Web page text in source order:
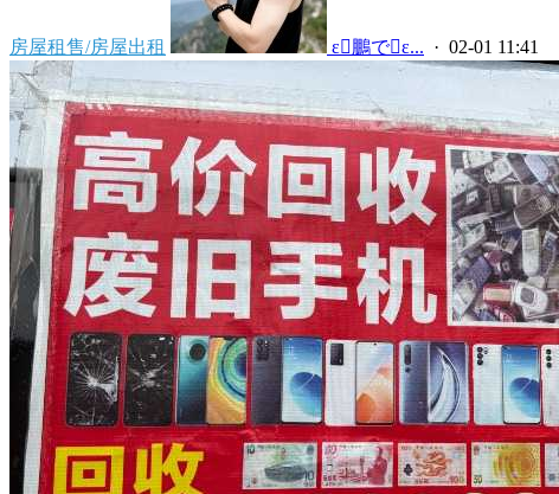
房屋租售/房屋出租  ε鵬でε... · 02-01 11:41